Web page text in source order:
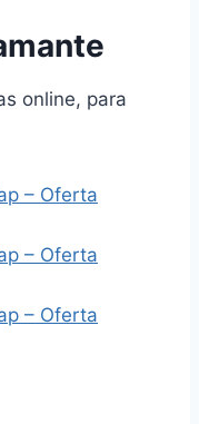
online, para
– Oferta
– Oferta
– Oferta